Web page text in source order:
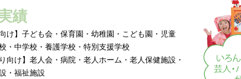
績
向け】子ども会・保育園・幼稚園・こども園・児童
・中学校・養護学校・特別支援学校
り向け】老人会・病院・老人ホーム・老人保健施設・
・福祉施設